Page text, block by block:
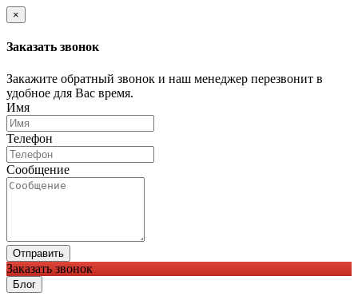
×
Заказать звонок
Закажите обратный звонок и наш менеджер перезвонит в
удобное для Вас время.
Имя
Телефон
Сообщение
Отправить
Заказать звонок
Блог